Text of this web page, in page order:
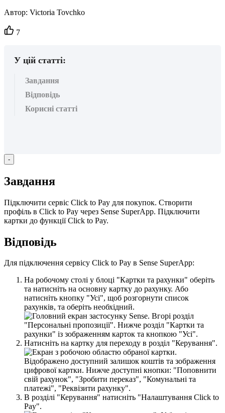
Автор: Victoria Tovchko
Кількість
вподобайок:
7
У цій статті:
Завдання
Відповідь
Корисні статті
-
Завдання
Підключити сервіс Click to Pay для покупок. Створити
профіль в Click to Pay через Sense SuperApp. Підключити
картки до функції Click to Pay.
Відповідь
Для підключення сервісу Click to Pay в Sense SuperApp:
На робочому столі у блоці "Картки та рахунки" оберіть
та натисніть на основну картку до рахунку. Або
натисніть кнопку "Усі", щоб розгорнути список
рахунків, та оберіть необхідний.
Натисніть на картку для переходу в розділ "Керування".
В розділі "Керування" натисніть "Налаштування Click to
Pay".